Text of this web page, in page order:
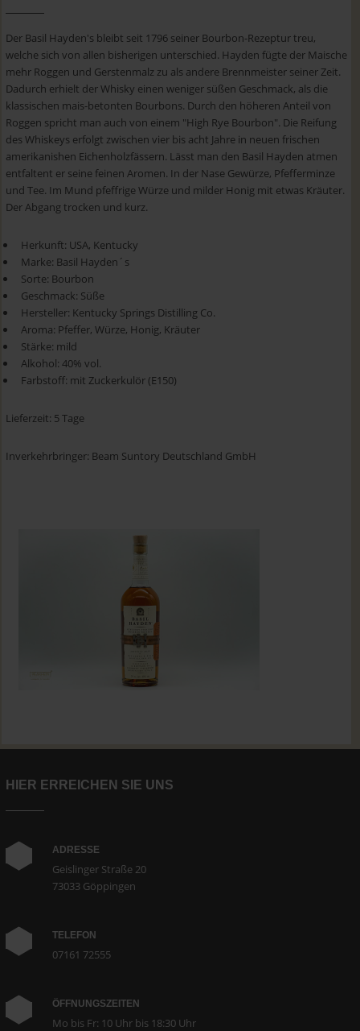
Der Basil Hayden's bleibt seit 1796 seiner Bourbon-Rezeptur treu,
welche sich von allen bisherigen unterschied. Hayden fügte der Maische
mehr Roggen und Gerstenmalz zu als andere Brennmeister seiner Zeit.
Dadurch erhielt der Whisky einen weniger süßen Geschmack, als die
klassischen mais-betonten Bourbons. Durch den höheren Anteil von
Roggen spricht man auch von einem "High Rye Bourbon". Die Reifung
des Whiskeys erfolgt zwischen vier bis acht Jahre in neuen frischen
amerikanishen Eichenholzfässern. Lässt man den Basil Hayden atmen
entfaltent er seine feinen Aromen. In der Nase Gewürze, Pfefferminze
und Tee. Im Mund pfeffrige Würze und milder Honig mit etwas Kräuter.
Der Abgang trocken und kurz.
Herkunft: USA, Kentucky
Marke: Basil Hayden´s
Sorte: Bourbon
Geschmack: Süße
Hersteller: Kentucky Springs Distilling Co.
Aroma: Pfeffer, Würze, Honig, Kräuter
Stärke: mild
Alkohol: 40% vol.
Farbstoff: mit Zuckerkulör (E150)
Lieferzeit: 5 Tage
Inverkehrbringer: Beam Suntory Deutschland GmbH
HIER ERREICHEN SIE UNS
ADRESSE
Geislinger Straße 20
73033 Göppingen
TELEFON
07161 72555
ÖFFNUNGSZEITEN
Mo bis Fr: 10 Uhr bis 18:30 Uhr